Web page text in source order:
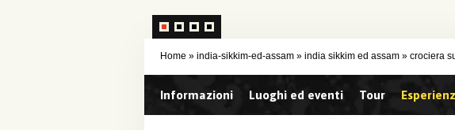
Home » india-sikkim-ed-assam » india sikkim ed assam » crociera
Informazioni Luoghi ed eventi Tour